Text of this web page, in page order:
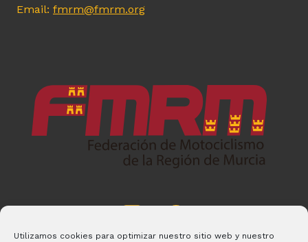
Utilizamos cookies para optimizar nuestro sitio web y nuestro
Email: fmrm@fmrm.org